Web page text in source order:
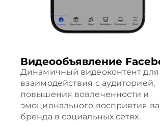
Видеообъявление
Динамичный видеоконтент
взаимодействия с аудиторией,
повышения вовлеченности и
эмоционального восприятия
бренда в социальных сетях.